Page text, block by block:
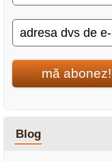
mă abonez!
Blog